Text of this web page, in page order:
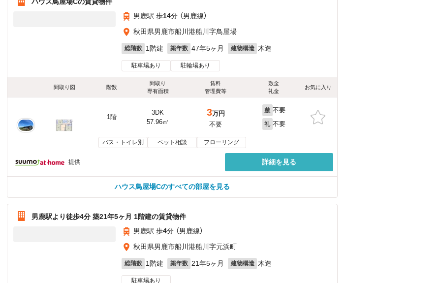
男鹿駅 歩14分 （男鹿線）
秋田県男鹿市船川港船川字鳥屋場
総階数 1階建 築年数 47年5ヶ月 建物構造 木造
駐車場あり 駐輪場あり
間取り図 階数
間取り
専有面積
賃料
管理費等
敷金
礼金
お気に入り
1階
3DK
57.96㎡
3万円
不要
敷 不要
礼 不要
バス・トイレ別 ペット相談 フローリング
提供 詳細を見る
ハウス鳥屋場Cのすべての部屋を見る
男鹿駅より徒歩4分 築21年5ヶ月 1階建の賃貸物件
男鹿駅 歩4分 （男鹿線）
秋田県男鹿市船川港船川字元浜町
総階数 1階建 築年数 21年5ヶ月 建物構造 木造
駐車場あり